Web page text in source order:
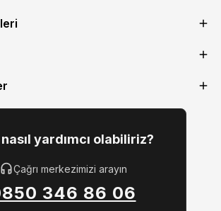
yardımcı olabiliriz?
Çağrı merkezimizi arayın
346 86 06